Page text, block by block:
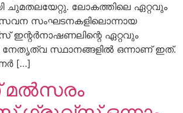
ചുമതലയേറ്റു. ലോകത്തിലെ ഏറ്റവും
സംഘടനകളിലൊന്നായ
ഏറ്റവും
നേതൃത്വ സ്ഥാനങ്ങളിൽ ഒന്നാണ് ഇത്.
[…]